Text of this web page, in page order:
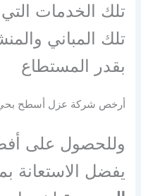
تلك الخدمات
تلك المباني
بقدر المستطاع
أرخص شركة عزل أسطح بحي
وللحصول على
يفضل الاستعانة